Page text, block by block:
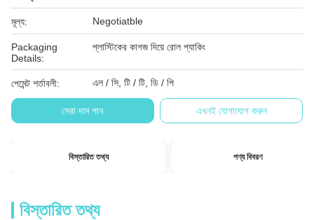
মূল্য: Negotiatble
Packaging
Details:
প্লাস্টিকের কাগজ দিয়ে রোল প্যাকিং
পেমেন্ট শর্তাবলী: এল / সি, টি / টি, ডি / পি
সেরা দাম পান এখনই যোগাযোগ করুন
বিস্তারিত তথ্য পণ্য বিবরণ
বিস্তারিত তথ্য